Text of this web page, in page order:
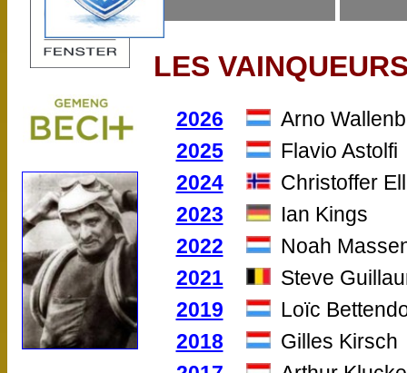
LES
2026
Arno
2025
Flavio Astolfi
2024
Christoffer
2023
Ian Kings
2022
Noah
2021
Steve
2019
Loïc
2018
Gilles Kirsch